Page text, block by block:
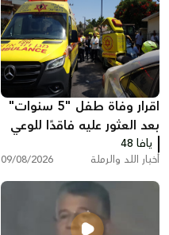
اقرار وفاة طفل "5 سنوات"
بعد العثور عليه فاقدًا للوعي
داخل سيارة في اللد
يافا 48
أخبار اللد والرملة 09/08/2026